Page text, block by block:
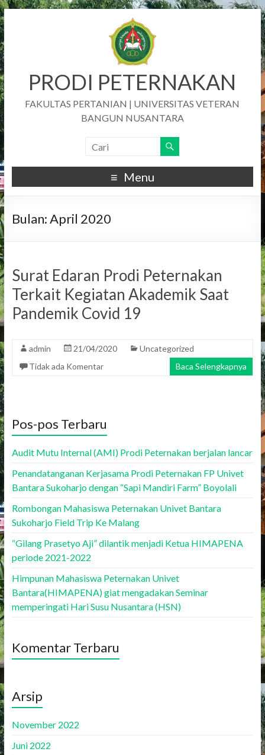
PRODI PETERNAKAN
FAKULTAS PERTANIAN | UNIVERSITAS VETERAN
BANGUN NUSANTARA
Menu
Bulan:April 2020
Surat Edaran Prodi Peternakan
Terkait Kegiatan Akademik Saat
Pandemik Covid 19
admin 21/04/2020
Uncategorized
Tidak ada Komentar
Baca Selengkapnya
Pos-pos Terbaru
Audit Mutu Internal (AMI) Prodi Peternakan berjalan lancar
Penandatanganan Kerjasama Prodi Peternakan FP Univet
Bantara Sukoharjo dengan “Sapi Mandiri Farm” Boyolali
Rombongan Mahasiswa Peternakan Univet Bantara
Sukoharjo Field Trip Ke Malang
“Gilang Prasetyo Aji” dilantik menjadi Ketua HIMAPENA
periode 2021-2022
Himpunan Mahasiswa Peternakan Univet
Bantara(HIMAPENA) giat mengadakan Seminar
memperingati Hari Susu Nusantara (HSN)
Komentar Terbaru
Arsip
November 2022
Juni 2022